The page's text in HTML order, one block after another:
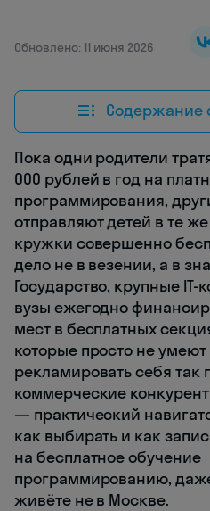
Обновлено: 11 июня 2026
Содержание
Пока одни родители
000 рублей в год на
программирования,
отправляют детей в те
кружки совершенно
дело не в везении, а в
Государство, крупные IT-
вузы ежегодно
мест в бесплатных
которые просто не умеют
рекламировать себя так
коммерческие
— практический
как выбирать и как
на бесплатное обучение
программированию,
живёте не в Москве.